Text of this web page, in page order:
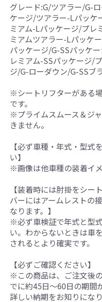
グレード:G/ツアラー/G-
ケージ/ツアラー-Lパッケ
ミアム-Lパッケージ/プレ
ミアムツアラー-Lパッケ
パッケージ/G-SSパッケ
レミアム-SSパッケージ/
ジ/G-ローダウン/G-SSブ
※シートリフターがある
です。
※プライムスムース＆ジ
きません。
【必ず車種・年式・型式
い】
※画像は他車種の装着イメ
【装着時には肘掛をシー
バーにはアームレストの
なります。】
※必ず車検証で年式と型
い。わからないときは車
されるとより確実です。
【必ずご確認ください】
※この商品は、ご注文後
でに約45日～60日の期間
詳しい納期をお知りにな